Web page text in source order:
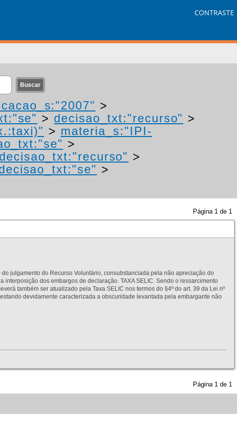
CONTRASTE
>
> decisao_txt:"recurso" >
> materia_s:"IPI-
>
decisao_txt:"recurso" >
>
Página 1 de 1
julgamento do Recurso Voluntário, consubstanciada pela não apreciação do
dos embargos de declaração. TAXA SELIC. Sendo o ressarcimento
também ser atualizado pela Taxa SELIC nos termos do §4º do art. 39 da Lei nº
devidamente caracterizada a obscuridade levantada pela embargante não
Página 1 de 1